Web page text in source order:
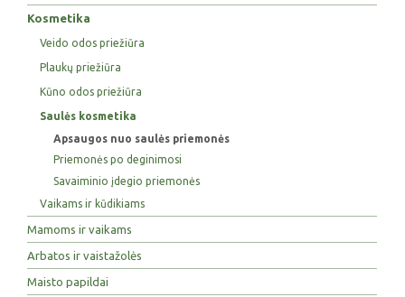
Kosmetika
Veido odos priežiūra
Plaukų priežiūra
Kūno odos priežiūra
Saulės kosmetika
Apsaugos nuo saulės priemonės
Priemonės po deginimosi
Savaiminio įdegio priemonės
Vaikams ir kūdikiams
Mamoms ir vaikams
Arbatos ir vaistažolės
Maisto papildai